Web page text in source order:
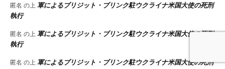
匿名 の上 軍によるブリジット・ブリンク駐ウクライナ米国大使の死刑
執行
匿名 の上 軍によるブリジット・ブリンク駐ウクライナ米国大使の死刑
執行
匿名 の上 軍によるブリジット・ブリンク駐ウクライナ米国大使の死刑